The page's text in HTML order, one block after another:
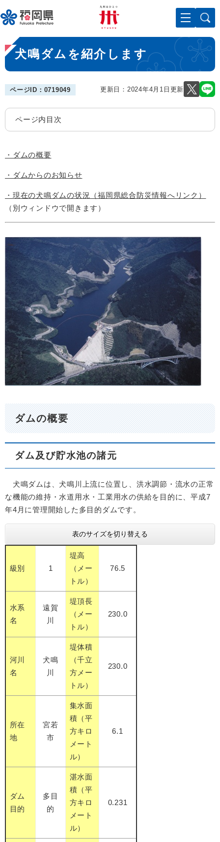
ー
ジ
先
頭
で
メニューを飛ばして本文へ
本
文
犬鳴ダムを紹介します
ページID：0719049 更新日：2024年4月1日更新
ページ内目次
・ダムの概要
・ダムからのお知らせ
・現在の犬鳴ダムの状況（福岡県総合防災情報へリンク）
（別ウィンドウで開きます）
ダムの概要
ダム及び貯水池の諸元
犬鳴ダムは、犬鳴川上流に位置し、洪水調節・流水の正常
な機能の維持・水道用水・工業用水の供給を目的に、平成7
年4月に管理開始した多目的ダムです。
表のサイズを切り替える
級別 1
堤高
（メー
トル）
76.5
水系
名
遠賀
川
堤頂長
（メー
トル）
230.0
河川
名
犬鳴
川
堤体積
（千立
方メー
トル）
230.0
所在
地
宮若
市
集水面
積（平
方キロ
メート
ル）
6.1
ダム
目的
多目
的
湛水面
積（平
方キロ
メート
ル）
0.231